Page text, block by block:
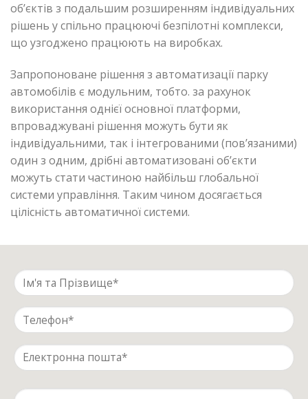
об’єктів з подальшим розширенням індивідуальних
рішень у спільно працюючі безпілотні комплекси,
що узгоджено працюють на виробках.
Запропоноване рішення з автоматизації парку
автомобілів є модульним, тобто. за рахунок
використання однієї основної платформи,
впроваджувані рішення можуть бути як
індивідуальними, так і інтегрованими (пов’язаними)
один з одним, дрібні автоматизовані об’єкти
можуть стати частиною найбільш глобальної
системи управління. Таким чином досягається
цілісність автоматичної системи.